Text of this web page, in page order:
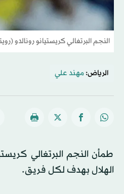
النجم البرتغالي كريستيانو رونالدو
الرياض: مهند علي
طمأن النجم البرتغالي
الهلال بهدف لكل فريق.